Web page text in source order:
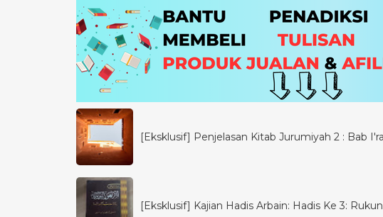
[Eksklusif] Penjelasan Kitab Jurumiyah 2 : Bab
[Eksklusif] Kajian Hadis Arbain: Hadis Ke 3: